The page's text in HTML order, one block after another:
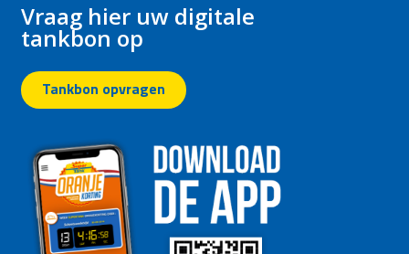
Vraag hier uw digitale
tankbon op
Tankbon opvragen